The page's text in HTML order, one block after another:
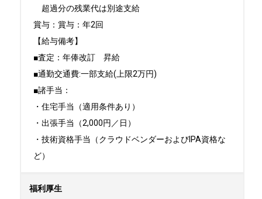
超過分の残業代は別途支給
賞与：賞与：年2回
【給与備考】
■査定：年俸改訂　昇給
■通勤交通費:一部支給(上限2万円)
■諸手当：
・住宅手当（適用条件あり）
・出張手当（2,000円／日）
・技術資格手当（クラウドベンダーおよびIPA資格な
ど）
福利厚生